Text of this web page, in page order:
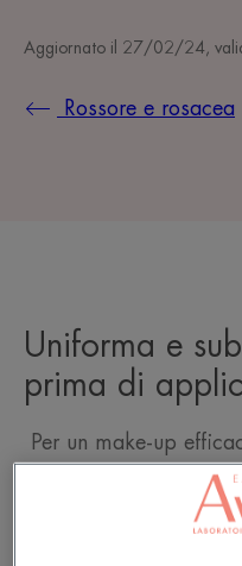
Aggiornato il 27/02/24,
Rossore e rosacea
Uniforma e
prima di
Per un make-up
inizia applicando una
tipo di pelle. Per